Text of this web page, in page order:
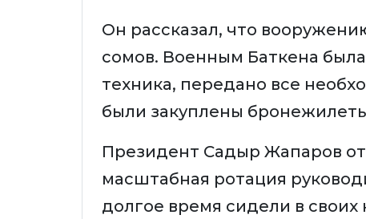
Он рассказал, что
сомов. Военным Баткена
техника, передано все
были закуплены
Президент Садыр Жапаров
масштабная ротация
долгое время сидели в